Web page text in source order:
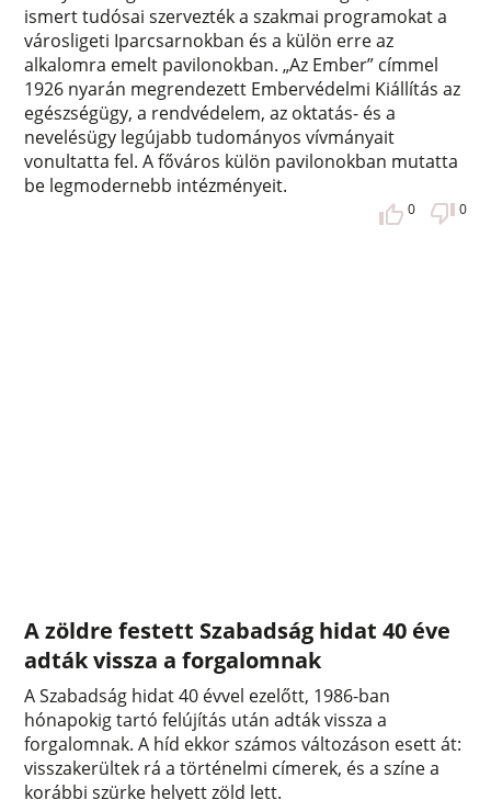
ismert tudósai szervezték a szakmai programokat a
városligeti Iparcsarnokban és a külön erre az
alkalomra emelt pavilonokban. „Az Ember” címmel
1926 nyarán megrendezett Embervédelmi Kiállítás az
egészségügy, a rendvédelem, az oktatás- és a
nevelésügy legújabb tudományos vívmányait
vonultatta fel. A főváros külön pavilonokban mutatta
be legmodernebb intézményeit.
0 0
A zöldre festett Szabadság hidat 40 éve
adták vissza a forgalomnak
A Szabadság hidat 40 évvel ezelőtt, 1986-ban
hónapokig tartó felújítás után adták vissza a
forgalomnak. A híd ekkor számos változáson esett át:
visszakerültek rá a történelmi címerek, és a színe a
korábbi szürke helyett zöld lett.